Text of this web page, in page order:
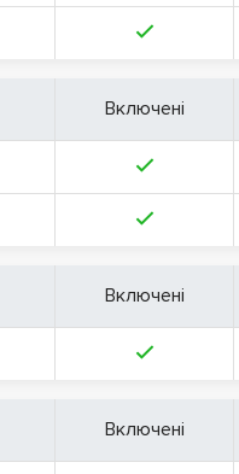
Включені
Включені
Включені